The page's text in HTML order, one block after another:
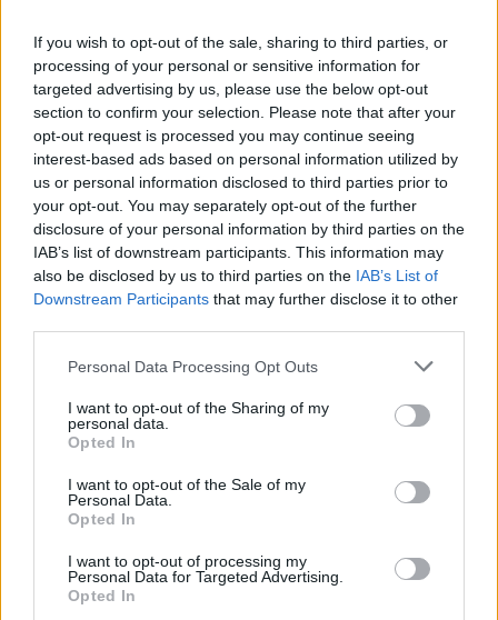
If you wish to opt-out of the sale, sharing to third parties, or
processing of your personal or sensitive information for
targeted advertising by us, please use the below opt-out
section to confirm your selection. Please note that after your
opt-out request is processed you may continue seeing
interest-based ads based on personal information utilized by
us or personal information disclosed to third parties prior to
your opt-out. You may separately opt-out of the further
disclosure of your personal information by third parties on the
IAB’s list of downstream participants. This information may
also be disclosed by us to third parties on the IAB’s List of
Downstream Participants that may further disclose it to other
Personal Data Processing Opt Outs
I want to opt-out of the Sharing of my
personal data.
Opted In
I want to opt-out of the Sale of my
Personal Data.
Opted In
I want to opt-out of processing my
Personal Data for Targeted Advertising.
Opted In
Vsi dogodki →
Najbolj brano
1
Pretep v gostinskem lokalu v Velenju: 46-letnik
moškega udaril s steklenico in ga zabodel
2
(VIDEO) "Mislil sem, da je konec": Lastnik
velenjske picerije o padcu s padalom na
3
Dopustniška drama: Policija pričakala letalo s
Na Šaleški cesti v Velenju občanka poškodovala
tri vozila
Prijava pogrešanja razkrila tragedijo: V hiši našli
mrtvega 76-letnika
Ivana Mernik